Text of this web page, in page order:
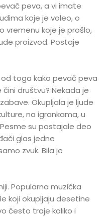
peva, a vi imate
koje je voleo, o
vremenu koje je prošlo,
proizvod. Postaje
toga kako pevač peva
društvu? Nekada je
Okupljala je ljude
na igrankama, u
su postajale deo
glas jedne
zvuk. Bila je
Popularna muzička
koji okupljaju desetine
često traje koliko i